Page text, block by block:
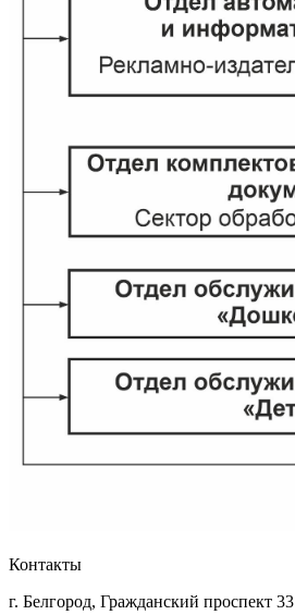
Контакты
г. Белгород, Гражданский проспект 33